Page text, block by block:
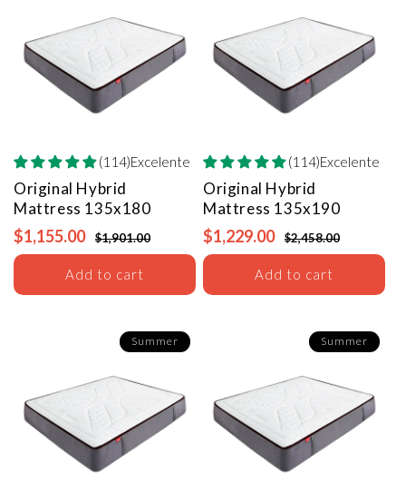
(114)Excelente
Original Hybrid
Mattress 135x180
$1,155.00 $1,901.00
Add to cart
(114)Excelente
Original Hybrid
Mattress 135x190
$1,229.00 $2,458.00
Add to cart
Summer Summer